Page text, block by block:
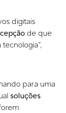
digitais
de que
para uma
soluções